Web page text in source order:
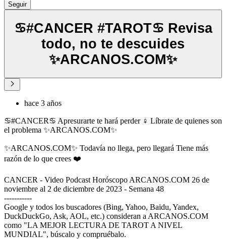
Seguir
♋️#CANCER #TAROT♋️ Revisa
todo, no te descuides
✨ARCANOS.COM✨
hace 3 años
♋️#CANCER♋️ Apresurarte te hará perder ‍♀️️ Líbrate de quienes son
el problema ✨ARCANOS.COM✨
✨ARCANOS.COM✨ Todavía no llega, pero llegará Tiene más
razón de lo que crees ❤️
CANCER - Video Podcast Horóscopo ARCANOS.COM 26 de
noviembre al 2 de diciembre de 2023 - Semana 48
-----------
Google y todos los buscadores (Bing, Yahoo, Baidu, Yandex,
DuckDuckGo, Ask, AOL, etc.) consideran a ARCANOS.COM
como "LA MEJOR LECTURA DE TAROT A NIVEL
MUNDIAL", búscalo y compruébalo.